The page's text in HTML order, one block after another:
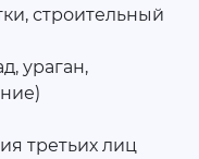
строительный
ураган,
третьих лиц